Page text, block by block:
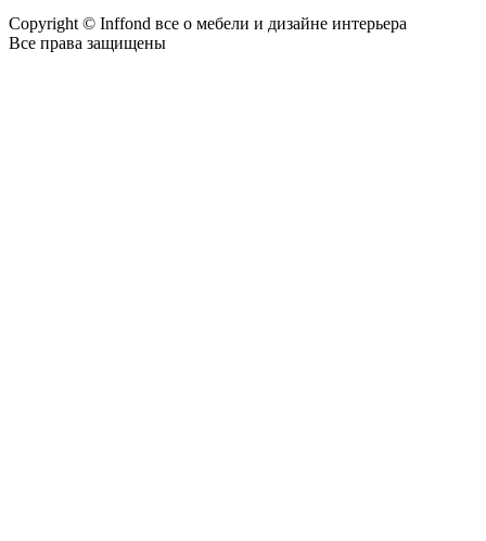
Copyright © Inffond все о мебели и дизайне интерьера
Все права защищены